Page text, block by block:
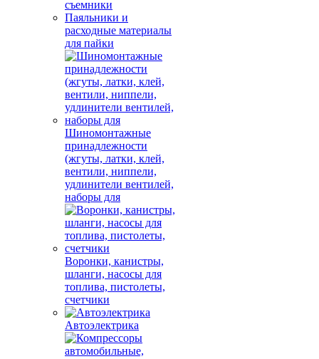
съемники
Паяльники и
расходные материалы
для пайки
Шиномонтажные
принадлежности
(жгуты, латки, клей,
вентили, ниппели,
удлинители вентилей,
наборы для
Воронки, канистры,
шланги, насосы для
топлива, пистолеты,
счетчики
Автоэлектрика